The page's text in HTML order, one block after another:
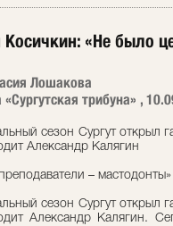
Косичкин: «Не было
Лошакова
«Сургутская трибуна» ,
сезон Сургут открыл
Александр Калягин
– мастодонты»
сезон Сургут открыл
Александр Калягин.